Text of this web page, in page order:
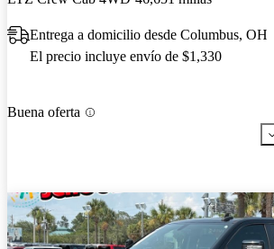
Entrega a domicilio desde Columbus, OH
El precio incluye envío de $1,330
Buena oferta